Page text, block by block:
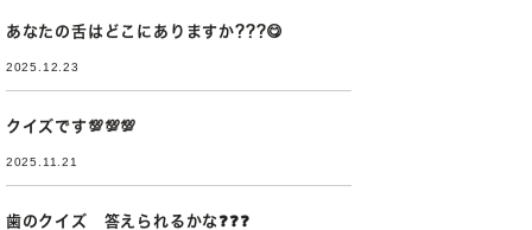
あなたの舌はどこにありますか???😋
2025.12.23
クイズです💯💯💯
2025.11.21
歯のクイズ 答えられるかな❓❓❓